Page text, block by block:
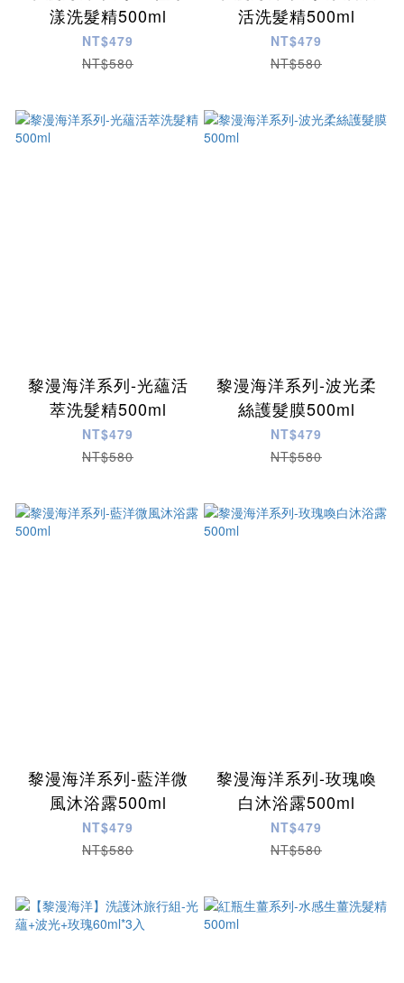
漾洗髮精500ml
NT$479
NT$580
活洗髮精500ml
NT$479
NT$580
黎漫海洋系列-光蘊活
萃洗髮精500ml
NT$479
NT$580
黎漫海洋系列-波光柔
絲護髮膜500ml
NT$479
NT$580
黎漫海洋系列-藍洋微
風沐浴露500ml
NT$479
NT$580
黎漫海洋系列-玫瑰喚
白沐浴露500ml
NT$479
NT$580